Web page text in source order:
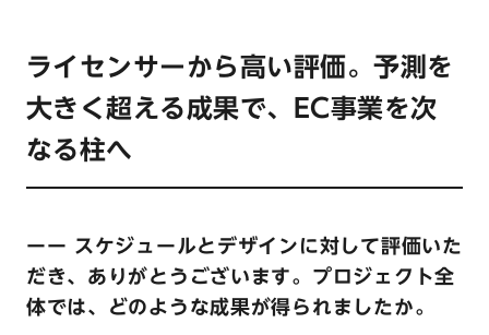
ライセンサーから高い評価。予測を
大きく超える成果で、EC事業を次
なる柱へ
ーー スケジュールとデザインに対して評価いた
だき、ありがとうございます。プロジェクト全
体では、どのような成果が得られましたか。